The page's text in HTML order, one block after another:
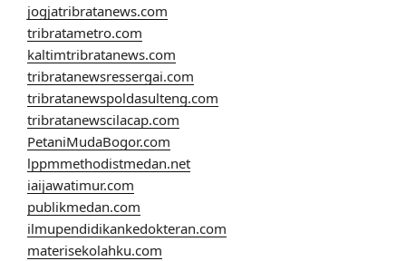
jogjatribratanews.com
tribratametro.com
kaltimtribratanews.com
tribratanewsressergai.com
tribratanewspoldasulteng.com
tribratanewscilacap.com
PetaniMudaBogor.com
lppmmethodistmedan.net
iaijawatimur.com
publikmedan.com
ilmupendidikankedokteran.com
materisekolahku.com